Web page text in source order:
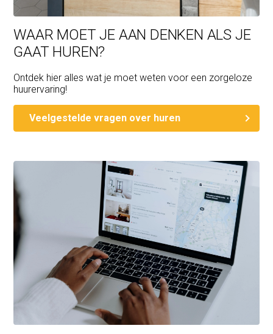
WAAR MOET JE AAN DENKEN ALS JE
GAAT HUREN?
Ontdek hier alles wat je moet weten voor een zorgeloze
huurervaring!
Veelgestelde vragen over huren